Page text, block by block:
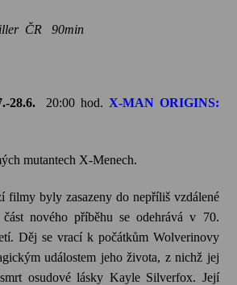
ČR 90min
28.6. 20:00 hod. X-MAN ORIGINS:
mutantech X-Menech.
filmy byly zasazeny do nepříliš vzdálené
nového příběhu se odehrává v 70.
Děj se vrací k počátkům Wolverinovy
událostem jeho života, z nichž jej
osudové lásky Kayle Silverfox. Její